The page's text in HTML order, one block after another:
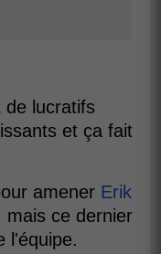
lucratifs
et ça fait
amener Erik
mais ce dernier
l'équipe.